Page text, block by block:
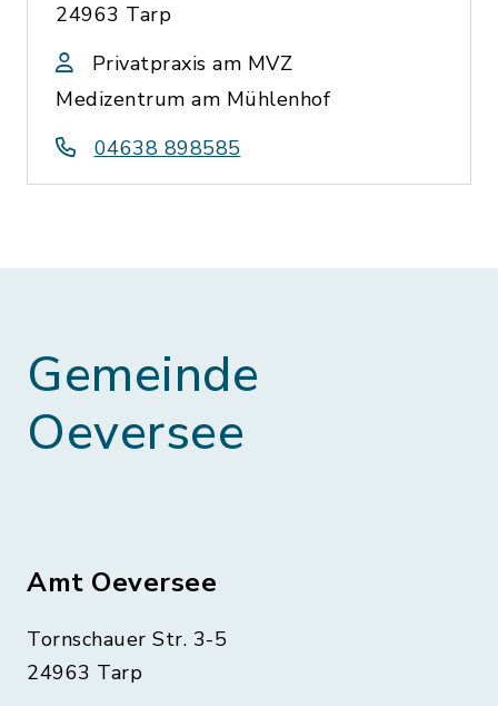
24963 Tarp
Privatpraxis am MVZ
Medizentrum am Mühlenhof
04638 898585
Gemeinde
Oeversee
Amt Oeversee
Tornschauer Str. 3-5
24963 Tarp